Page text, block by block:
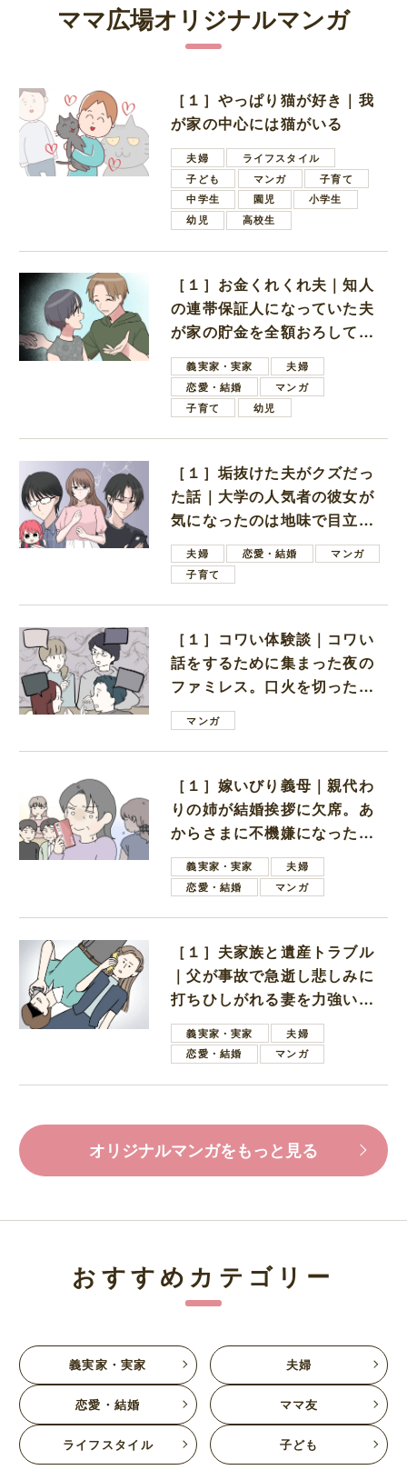
ママ広場オリジナルマンガ
［１］やっぱり猫が好き｜我
が家の中心には猫がいる
夫婦
ライフスタイル
子ども
マンガ
子育て
中学生
園児
小学生
幼児
高校生
［１］お金くれくれ夫｜知人
の連帯保証人になっていた夫
が家の貯金を全額おろしてほ
しいと言ってきた
義実家・実家
夫婦
恋愛・結婚
マンガ
子育て
幼児
［１］垢抜けた夫がクズだっ
た話｜大学の人気者の彼女が
気になったのは地味で目立た
ない男子学生
夫婦 恋愛・結婚
マンガ
子育て
［１］コワい体験談｜コワい
話をするために集まった夜の
ファミレス。口火を切ったの
は電車好きの男の子ママ
マンガ
［１］嫁いびり義母｜親代わ
りの姉が結婚挨拶に欠席。あ
からさまに不機嫌になった義
母義実家・実家
夫婦
恋愛・結婚
マンガ
［１］夫家族と遺産トラブル
｜父が事故で急逝し悲しみに
打ちひしがれる妻を力強い言
葉で励ます夫
義実家・実家
夫婦
恋愛・結婚
マンガ
オリジナルマンガをもっと見る
おすすめカテゴリー
義実家・実家 夫婦
恋愛・結婚 ママ友
ライフスタイル 子ども